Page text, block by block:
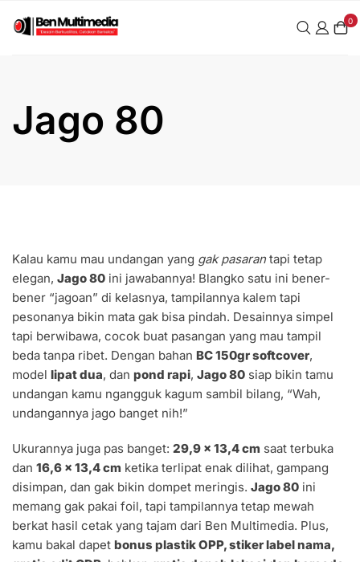
0
Jago 80
Kalau kamu mau undangan yang gak pasaran tapi tetap
elegan, Jago 80 ini jawabannya! Blangko satu ini bener-
bener “jagoan” di kelasnya, tampilannya kalem tapi
pesonanya bikin mata gak bisa pindah. Desainnya simpel
tapi berwibawa, cocok buat pasangan yang mau tampil
beda tanpa ribet. Dengan bahan BC 150gr softcover,
model lipat dua, dan pond rapi, Jago 80 siap bikin tamu
undangan kamu ngangguk kagum sambil bilang, “Wah,
undangannya jago banget nih!”
Ukurannya juga pas banget: 29,9 x 13,4 cm saat terbuka
dan 16,6 x 13,4 cm ketika terlipat enak dilihat, gampang
disimpan, dan gak bikin dompet meringis. Jago 80 ini
memang gak pakai foil, tapi tampilannya tetap mewah
berkat hasil cetak yang tajam dari Ben Multimedia. Plus,
kamu bakal dapet bonus plastik OPP, stiker label nama,